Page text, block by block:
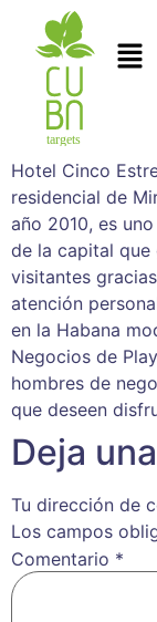
Hotel Cinco
residencial de
año 2010, es
de la capital que
visitantes
atención
en la Habana
Negocios de
hombres de
que deseen
Deja
Tu dirección de
Los campos
Comentario *